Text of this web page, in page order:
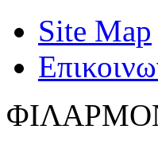
Site Map